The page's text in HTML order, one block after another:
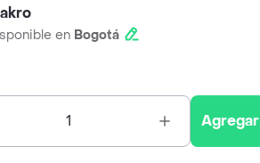
en Bogotá
1 Agregar